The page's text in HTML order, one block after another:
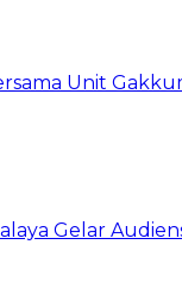
Unit
Gelar